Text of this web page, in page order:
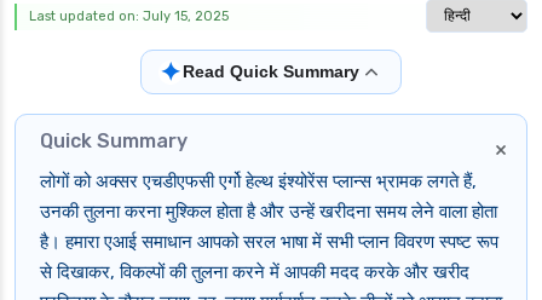
Select
Last updated on: July 15, 2025
✦Read Quick Summary
×
Quick Summary
लोगों को अक्सर एचडीएफसी एर्गो हेल्थ इंश्योरेंस प्लान्स भ्रामक लगते हैं,
उनकी तुलना करना मुश्किल होता है और उन्हें खरीदना समय लेने वाला होता
है। हमारा एआई समाधान आपको सरल भाषा में सभी प्लान विवरण स्पष्ट रूप
से दिखाकर, विकल्पों की तुलना करने में आपकी मदद करके और खरीद